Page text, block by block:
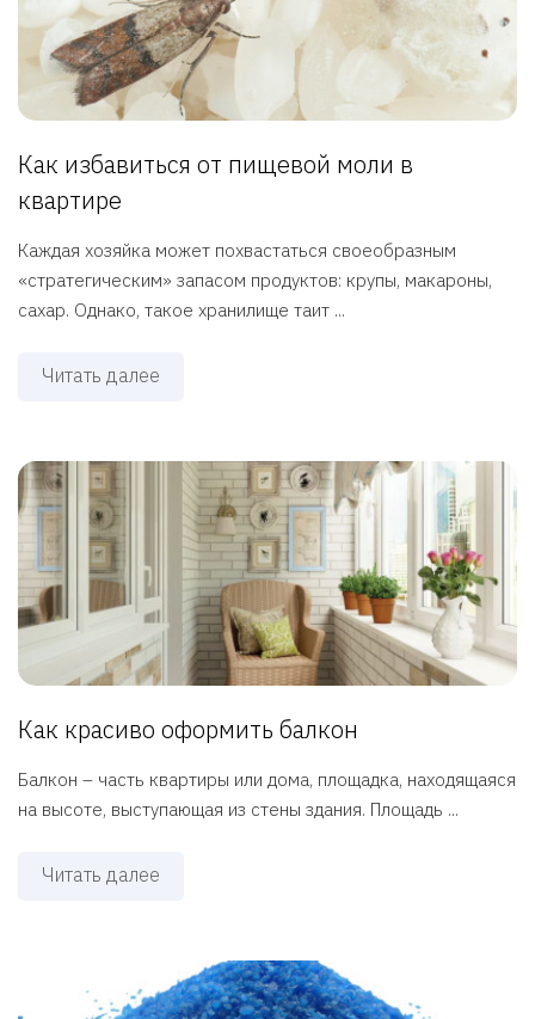
Как избавиться от пищевой моли в
квартире
Каждая хозяйка может похвастаться своеобразным
«стратегическим» запасом продуктов: крупы, макароны,
сахар. Однако, такое хранилище таит ...
Читать далее
Как красиво оформить балкон
Балкон – часть квартиры или дома, площадка, находящаяся
на высоте, выступающая из стены здания. Площадь ...
Читать далее